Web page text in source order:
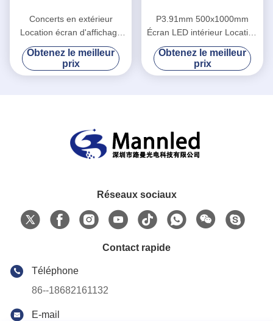
Concerts en extérieur
Location écran d'affichage
LED Full Color SMD P4.81
Intérieur
Obtenez le meilleur
prix
P3.91mm 500x1000mm
Écran LED intérieur Location
extérieure pour mariage
Obtenez le meilleur
prix
Réseaux sociaux
Contact rapide
Téléphone
86--18682161132
E-mail